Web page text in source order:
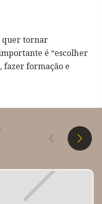
quer tornar
é “escolher
fazer formação e
D E